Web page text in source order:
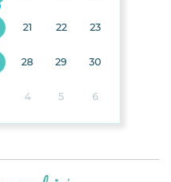
21 22 23
28 29 30
4 5 6